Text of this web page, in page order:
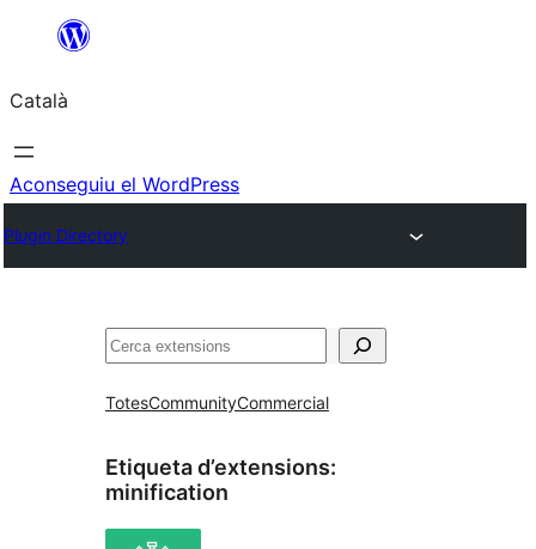
contingut
Català
Aconseguiu el WordPress
Plugin Directory
Cerca
TotesCommunityCommercial
Etiqueta d’extensions:
minification